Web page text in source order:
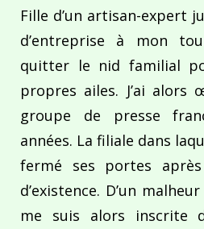
Fille d’un artisan-expert
d’entreprise à mon
quitter le nid familial
propres ailes. J’ai alors
groupe de presse
années. La filiale dans
fermé ses portes
d’existence. D’un
me suis alors inscrite